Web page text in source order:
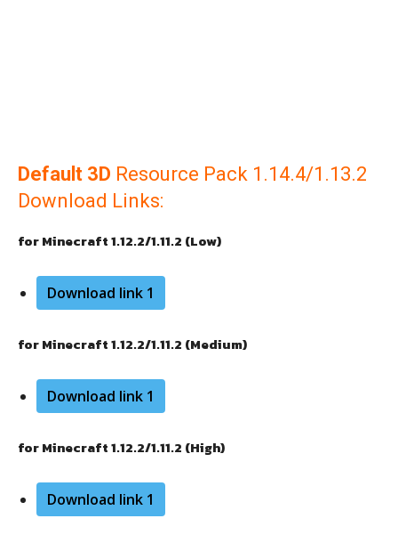
Default 3D Resource Pack 1.14.4/1.13.2
Download Links:
for Minecraft 1.12.2/1.11.2 (Low)
Download link 1
for Minecraft 1.12.2/1.11.2 (Medium)
Download link 1
for Minecraft 1.12.2/1.11.2 (High)
Download link 1